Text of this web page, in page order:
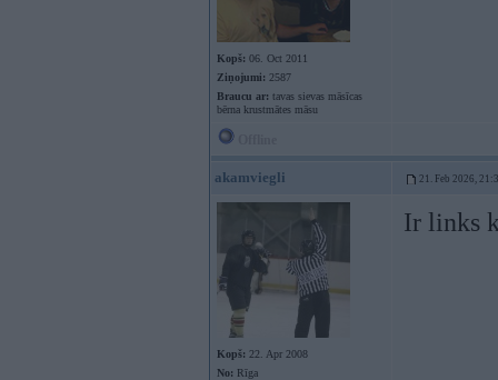
Kopš: 06. Oct 2011
Ziņojumi: 2587
Braucu ar: tavas sievas māsīcas
bērna krustmātes māsu
akamviegli 21. Feb 2026,
Kopš: 22. Apr 2008
No: Rīga
Ir links